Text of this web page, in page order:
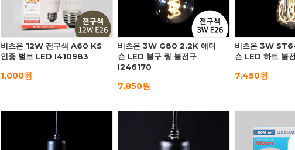
비츠온 12W 전구색 A60 KS
인증 벌브 LED I410983
1,000원
비츠온 3W G80 2.2K 에디
슨 LED 볼구 링 볼전구
I246170
7,850원
비츠온 3W
슨 LED 하트 볼
7,450원